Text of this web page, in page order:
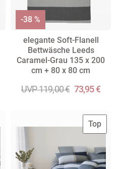
elegante Soft-Flanell
Bettwäsche Leeds
Caramel-Grau 135 x 200
cm + 80 x 80 cm
UVP 119,00 € 73,95 €
-38 %
Top